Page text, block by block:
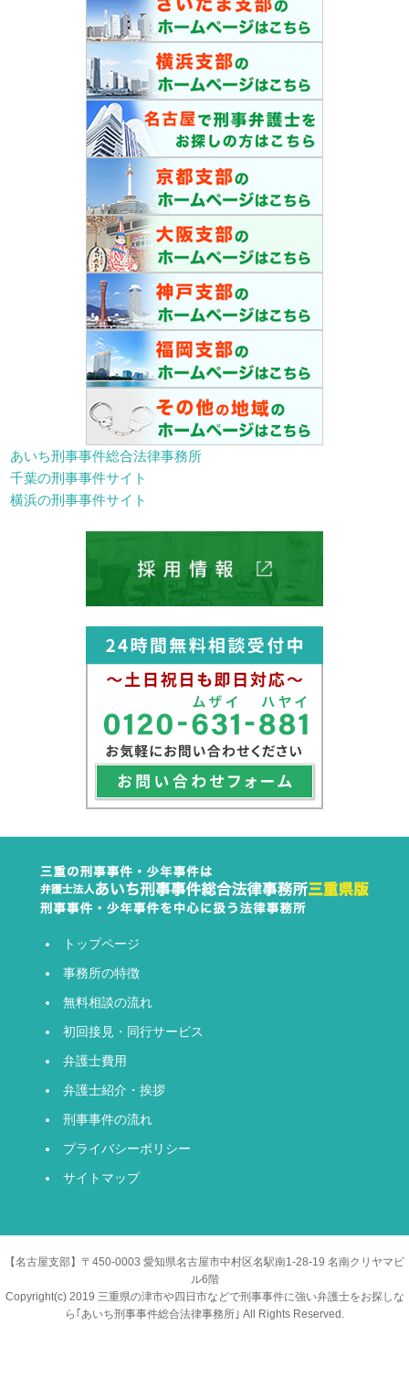
あいち刑事事件総合法律事務所
千葉の刑事事件サイト
横浜の刑事事件サイト
トップページ
事務所の特徴
無料相談の流れ
初回接見・同行サービス
弁護士費用
弁護士紹介・挨拶
刑事事件の流れ
プライバシーポリシー
サイトマップ
【名古屋支部】〒450-0003 愛知県名古屋市中村区名駅南1-28-19 名南クリヤマビ
ル6階
Copyright(c) 2019 三重県の津市や四日市などで刑事事件に強い弁護士をお探しな
ら｢あいち刑事事件総合法律事務所｣ All Rights Reserved.